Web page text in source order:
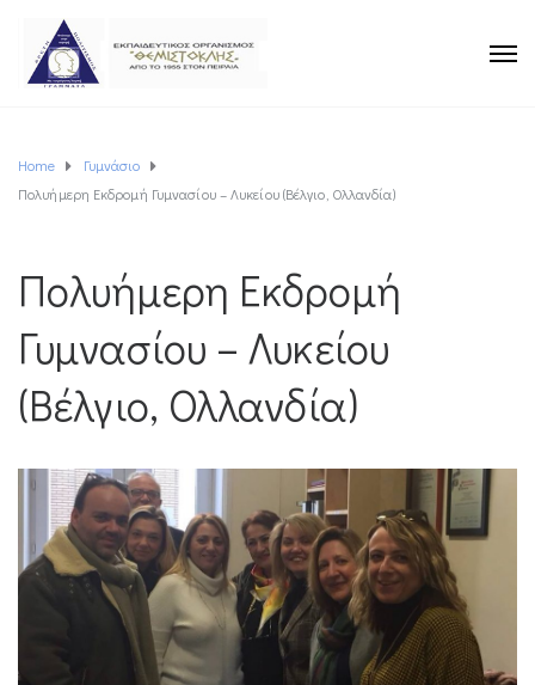
Home
Γυμνάσιο
Πολυήμερη Εκδρομή Γυμνασίου – Λυκείου (Βέλγιο, Ολλανδία)
Πολυήμερη Εκδρομή
Γυμνασίου – Λυκείου
(Βέλγιο, Ολλανδία)